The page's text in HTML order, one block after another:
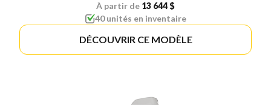
À partir de 13 644 $
40 unités en inventaire
DÉCOUVRIR CE MODÈLE